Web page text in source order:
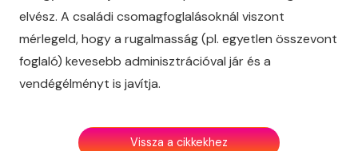
elvész. A családi csomagfoglalásoknál viszont
mérlegeld, hogy a rugalmasság (pl. egyetlen összevont
foglaló) kevesebb adminisztrációval jár és a
vendégélményt is javítja.
Vissza a cikkekhez